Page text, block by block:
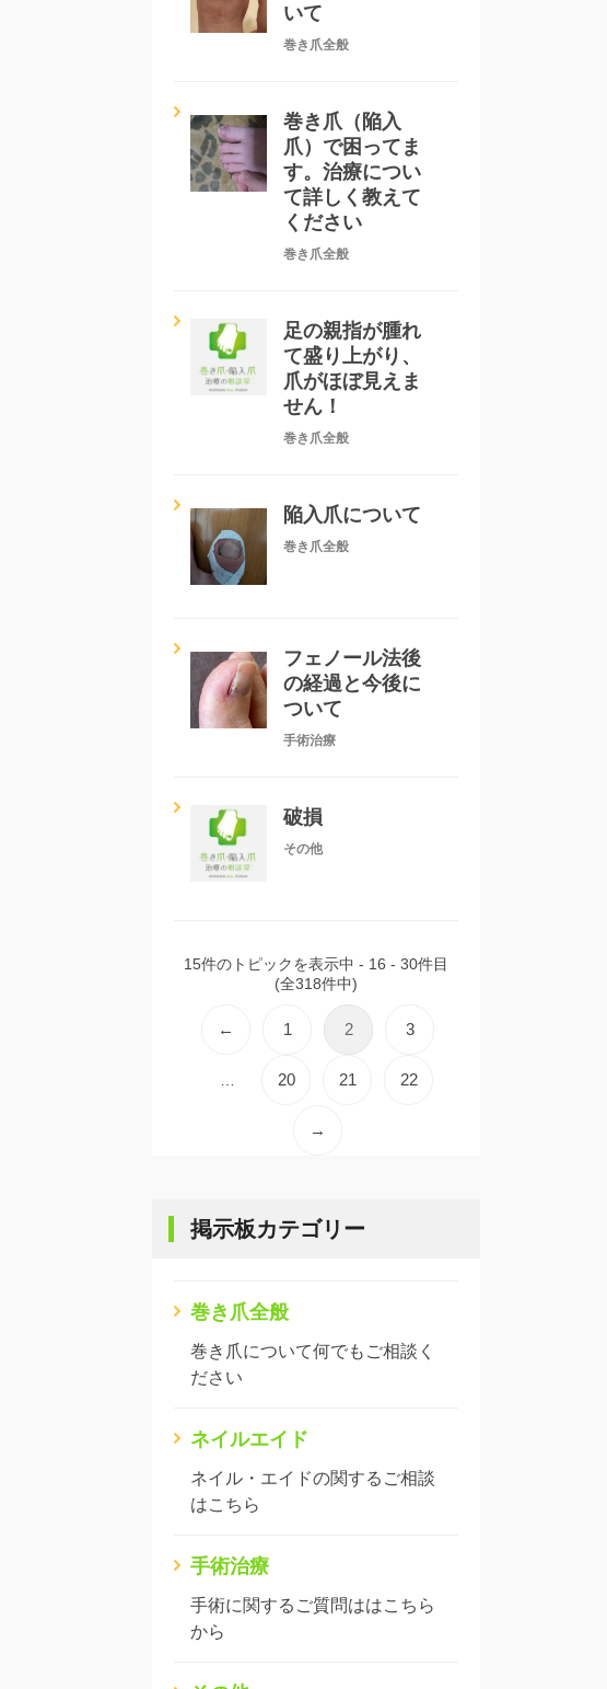
いて
巻き爪全般
巻き爪（陥入
爪）で困ってま
す。治療につい
て詳しく教えて
ください
巻き爪全般
足の親指が腫れ
て盛り上がり、
爪がほぼ見えま
せん！
巻き爪全般
陥入爪について
巻き爪全般
フェノール法後
の経過と今後に
ついて
手術治療
破損
その他
15件のトピックを表示中 - 16 - 30件目
(全318件中)
← 1 2 3
20 21 22
→
掲示板カテゴリー
巻き爪全般
巻き爪について何でもご相談く
ださい
ネイルエイド
ネイル・エイドの関するご相談
はこちら
手術治療
手術に関するご質問ははこちら
から